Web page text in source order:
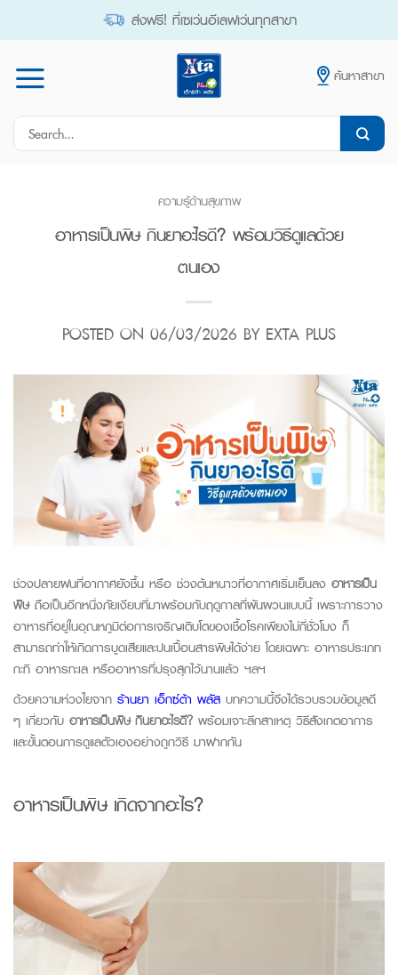
ส่งฟรี! ที่เซเว่นอีเลฟเว่นทุกสาขา
ค้นหาสาขา
Search
ความรู้ด้านสุขภาพ
อาหารเป็นพิษ กินยาอะไรดี? พร้อมวิธีดูแลด้วย
ตนเอง
POSTED ON 06/03/2026 BY EXTA PLUS
ช่วงปลายฝนที่อากาศยังชื้น หรือ ช่วงต้นหนาวที่อากาศเริ่มเย็นลง อาหารเป็น
พิษถือเป็นอีกหนึ่งภัยเงียบที่มาพร้อมกับฤดูกาลที่ผันผวนแบบนี้ เพราะการวาง
อาหารที่อยู่ในอุณหภูมิต่อการเจริญเติบโตของเชื้อโรคเพียงไม่กี่ชั่วโมง ก็
สามารถทำให้เกิดการบูดเสียและปนเปื้อนสารพิษได้ง่าย โดยเฉพาะ อาหารประเภท
กะทิ อาหารทะเล หรืออาหารที่ปรุงสุกไว้นานแล้ว ฯลฯ
ด้วยความห่วงใยจาก ร้านยา เอ็กซ์ต้า พลัส บทความนี้จึงได้รวบรวมข้อมูลดี
ๆ เกี่ยวกับ อาหารเป็นพิษกินยาอะไรดี? พร้อมเจาะลึกสาเหตุ วิธีสังเกตอาการ
และขั้นตอนการดูแลตัวเองอย่างถูกวิธี มาฝากกัน
อาหารเป็นพิษ เกิดจากอะไร?